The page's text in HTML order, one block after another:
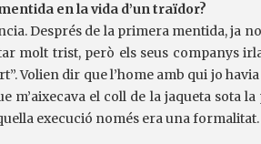
en la vida d’un traïdor?
Després de la primera mentida, ja
molt trist, però els seus companys
Volien dir que l’home amb qui jo
m’aixecava el coll de la jaqueta sota
execució només era una